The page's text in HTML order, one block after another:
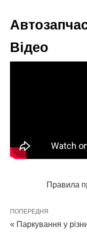
Відео
Правила
ПОПЕРЕДНЯ
« Паркування у